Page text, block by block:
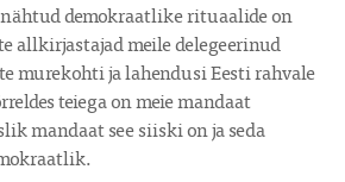
nähtud demokraatlike rituaalide on
allkirjastajad meile delegeerinud
murekohti ja lahendusi Eesti rahvale
teiega on meie mandaat
mandaat see siiski on ja seda